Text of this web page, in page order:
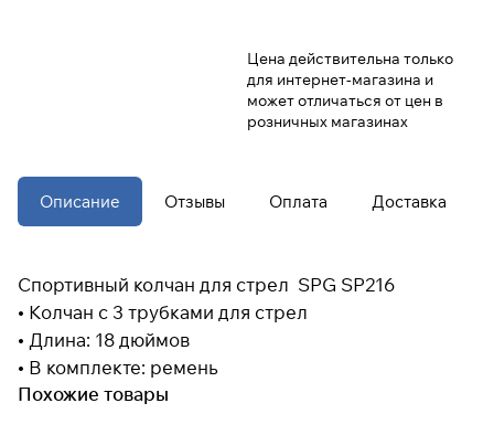
Цена действительна только
для интернет-магазина и
может отличаться от цен в
розничных магазинах
Описание Отзывы Оплата Доставка
Спортивный колчан для стрел SPG SP216
• Колчан с 3 трубками для стрел
• Длина: 18 дюймов
• В комплекте: ремень
Похожие товары
Оплачивайте сегодня только 25%
картой любого банка
Получайте товар
выбранный способом
Оставшиеся75% будут
списываться с вашей карты
по25%каждые 2 недели
* При оплате через